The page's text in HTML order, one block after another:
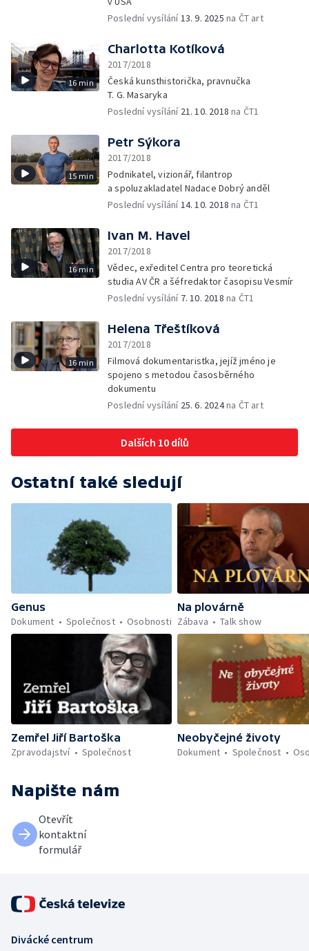
Poslední vysílání13. 9. 2025 na ČT art
16 min
Charlotta Kotíková
2017/2018
Česká kunsthistorička, pravnučka
T. G. Masaryka
Poslední vysílání 21. 10. 2018 na ČT1
15 min
Petr Sýkora
2017/2018
Podnikatel, vizionář, filantrop
a spoluzakladatel Nadace Dobrý anděl
Poslední vysílání14. 10. 2018 na ČT1
16 min
Ivan M. Havel
2017/2018
Vědec, exředitel Centra pro teoretická
studia AV ČR a šéfredaktor časopisu Vesmír
Poslední vysílání 7. 10. 2018 na ČT1
16 min
Helena Třeštíková
2017/2018
Filmová dokumentaristka, jejíž jméno je
spojeno s metodou časosběrného
dokumentu
Poslední vysílání 25. 6. 2024na ČT art
Dalších 10 dílů
Ostatní také sledují
Genus
Dokument
Společnost Osobnosti
Na plovárně
Zábava
Talk show
Zemřel Jiří Bartoška
Zpravodajství
Společnost
Neobyčejné životy
Dokument
Společnost
Napište nám
Otevřít
kontaktní
formulář
Divácké centrum